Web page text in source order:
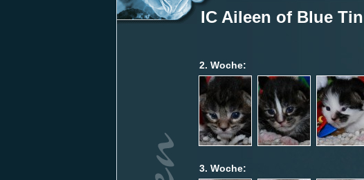
IC Aileen of Blue
2. Woche:
3. Woche: